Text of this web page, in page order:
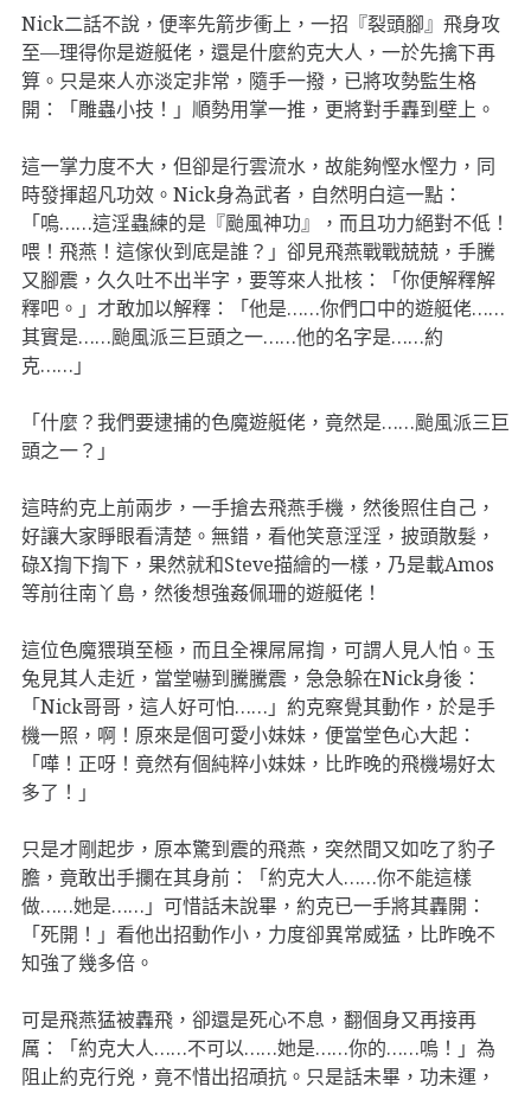
Nick二話不說，便率先箭步衝上，一招『裂頭腳』飛身攻
至—理得你是遊艇佬，還是什麼約克大人，一於先擒下再
算。只是來人亦淡定非常，隨手一撥，已將攻勢監生格
開：「雕蟲小技！」順勢用掌一推，更將對手轟到壁上。
這一掌力度不大，但卻是行雲流水，故能夠慳水慳力，同
時發揮超凡功效。Nick身為武者，自然明白這一點：
「嗚……這淫蟲練的是『颱風神功』，而且功力絕對不低！
喂！飛燕！這傢伙到底是誰？」卻見飛燕戰戰兢兢，手騰
又腳震，久久吐不出半字，要等來人批核：「你便解釋解
釋吧。」才敢加以解釋：「他是……你們口中的遊艇佬……
其實是……颱風派三巨頭之一……他的名字是……約
克……」
「什麼？我們要逮捕的色魔遊艇佬，竟然是……颱風派三巨
頭之一？」
這時約克上前兩步，一手搶去飛燕手機，然後照住自己，
好讓大家睜眼看清楚。無錯，看他笑意淫淫，披頭散髮，
碌X揈下揈下，果然就和Steve描繪的一樣，乃是載Amos
等前往南丫島，然後想強姦佩珊的遊艇佬！
這位色魔猥瑣至極，而且全裸屌屌揈，可謂人見人怕。玉
兔見其人走近，當堂嚇到騰騰震，急急躲在Nick身後：
「Nick哥哥，這人好可怕……」約克察覺其動作，於是手
機一照，啊！原來是個可愛小妹妹，便當堂色心大起：
「嘩！正呀！竟然有個純粹小妹妹，比昨晚的飛機場好太
多了！」
只是才剛起步，原本驚到震的飛燕，突然間又如吃了豹子
膽，竟敢出手攔在其身前：「約克大人……你不能這樣
做……她是……」可惜話未說畢，約克已一手將其轟開：
「死開！」看他出招動作小，力度卻異常威猛，比昨晚不
知強了幾多倍。
可是飛燕猛被轟飛，卻還是死心不息，翻個身又再接再
厲：「約克大人……不可以……她是……你的……嗚！」為
阻止約克行兇，竟不惜出招頑抗。只是話未畢，功未運，